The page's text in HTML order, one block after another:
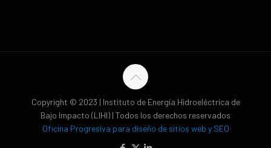
Copyright © 2023 | Instituto de Energía Hidroeléctrica de
Bajo Impacto (LIHI) | Todos los derechos reservados
Oficina Progresiva para diseño de sitios web y SEO